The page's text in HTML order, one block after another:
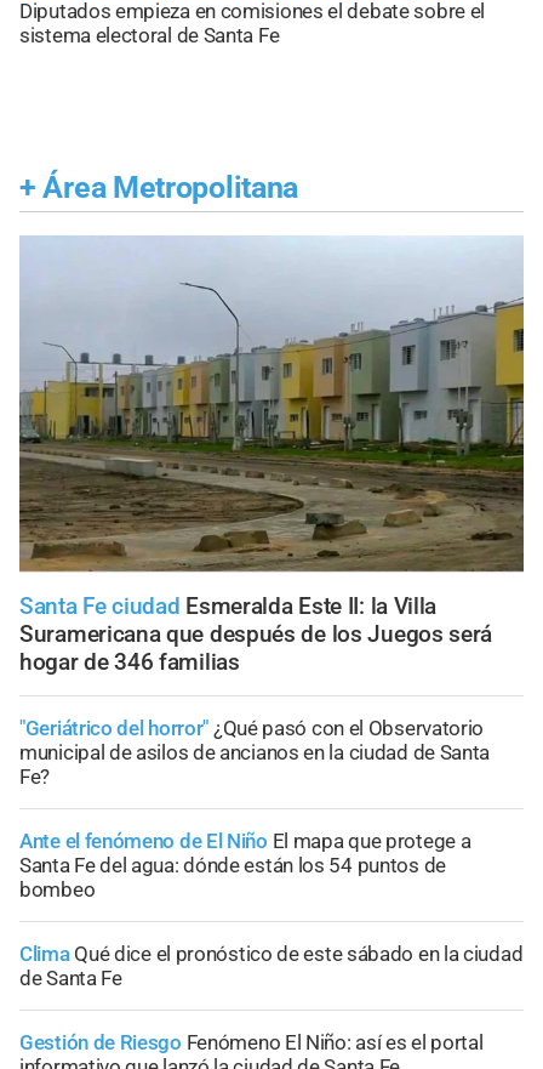
Diputados empieza en comisiones el debate sobre el
sistema electoral de Santa Fe
+ Área Metropolitana
Santa Fe ciudad Esmeralda Este II: la Villa
Suramericana que después de los Juegos será
hogar de 346 familias
"Geriátrico del horror" ¿Qué pasó con el Observatorio
municipal de asilos de ancianos en la ciudad de Santa
Fe?
Ante el fenómeno de El Niño El mapa que protege a
Santa Fe del agua: dónde están los 54 puntos de
bombeo
Clima Qué dice el pronóstico de este sábado en la ciudad
de Santa Fe
Gestión de Riesgo Fenómeno El Niño: así es el portal